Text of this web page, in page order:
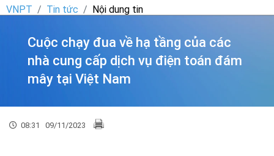
VNPT Tin tức Nội dung tin
Cuộc chạy đua về hạ tầng của các
nhà cung cấp dịch vụ điện toán đám
mây tại Việt Nam
08:31 09/11/2023